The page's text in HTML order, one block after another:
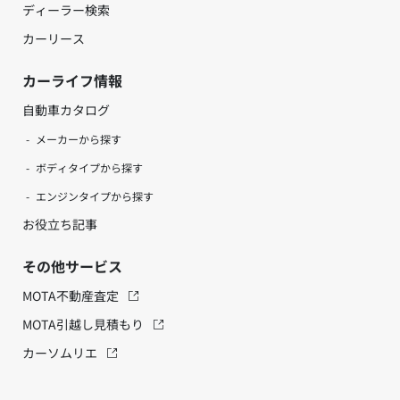
ディーラー検索
カーリース
カーライフ情報
自動車カタログ
メーカーから探す
ボディタイプから探す
エンジンタイプから探す
お役立ち記事
その他サービス
MOTA不動産査定
MOTA引越し見積もり
カーソムリエ